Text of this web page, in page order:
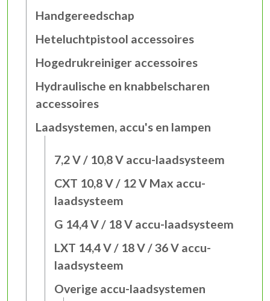
Handgereedschap
Heteluchtpistool accessoires
Hogedrukreiniger accessoires
Hydraulische en knabbelscharen
accessoires
Laadsystemen, accu's en lampen
7,2 V / 10,8 V accu-laadsysteem
CXT 10,8 V / 12 V Max accu-
laadsysteem
G 14,4 V / 18 V accu-laadsysteem
LXT 14,4 V / 18 V / 36 V accu-
laadsysteem
Overige accu-laadsystemen